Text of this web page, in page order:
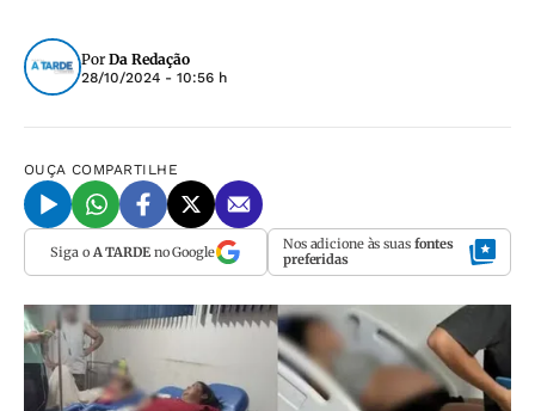
Por Da Redação
28/10/2024 - 10:56 h
OUÇA COMPARTILHE
Siga o A TARDEno Google Nos adicione às suas fontes
preferidas